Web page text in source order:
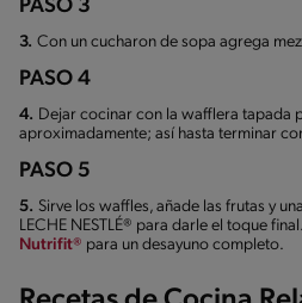
PASO 3
3. Con un cucharon de sopa agrega
PASO 4
4. Dejar cocinar con la wafflera tapada
aproximadamente; así hasta terminar
PASO 5
5. Sirve los waffles, añade las frutas y
LECHE NESTLÉ® para darle el toque
Nutrifit® para un desayuno completo.